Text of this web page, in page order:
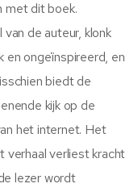
met dit boek.
de auteur, klonk
en ongeïnspireerd, en
biedt de
kijk op de
het internet. Het
verhaal verliest kracht
lezer wordt